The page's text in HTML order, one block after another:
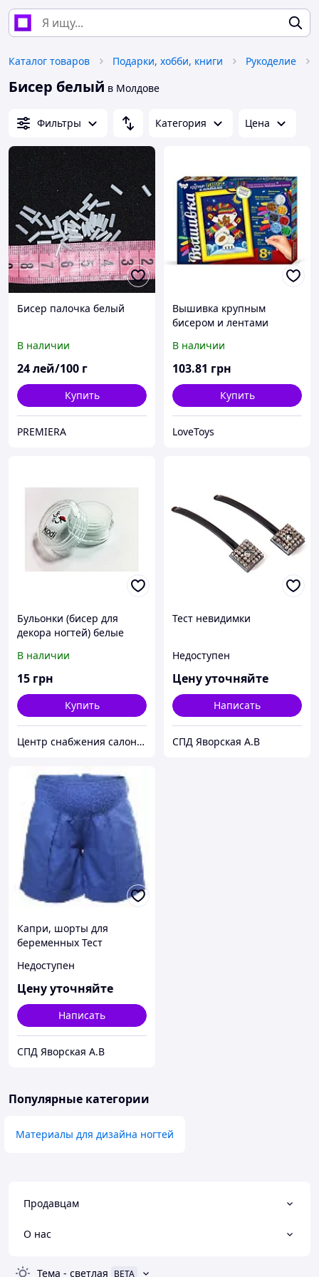
Каталог товаров Подарки, хобби, книги Рукоделие
Бисер белый в Молдове
Фильтры Категория Цена
Бисер палочка белый
В наличии
24лей/100 г
Купить
PREMIERA
Вышивка крупным
бисером и лентами
В наличии
103.81 грн
Купить
LoveToys
Бульонки (бисер для
декора ногтей) белые
В наличии
15 грн
Купить
Центр снабжения салонов красоты DenIC
Тест невидимки
Недоступен
Цену уточняйте
Написать
СПД Яворская А.В
Капри, шорты для
беременных Тест
Недоступен
Цену уточняйте
Написать
СПД Яворская А.В
Популярные категории
Материалы для дизайна ногтей
Продавцам
О нас
Тема - светлая BETA